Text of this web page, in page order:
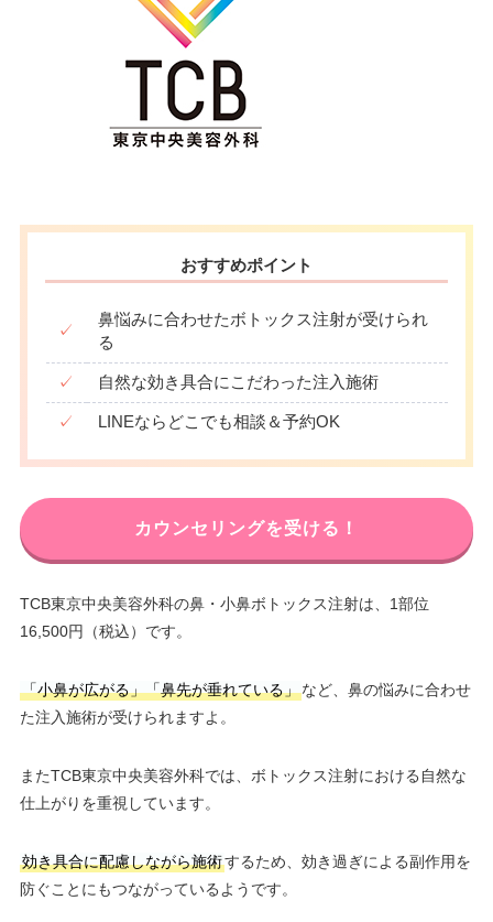
おすすめポイント
✓
鼻悩みに合わせたボトックス注射が受けられ
る
✓ 自然な効き具合にこだわった注入施術
✓ LINEならどこでも相談＆予約OK
カウンセリングを受ける！
TCB東京中央美容外科の鼻・小鼻ボトックス注射は、1部位
16,500円（税込）です。
「小鼻が広がる」「鼻先が垂れている」など、鼻の悩みに合わせ
た注入施術が受けられますよ。
またTCB東京中央美容外科では、ボトックス注射における自然な
仕上がりを重視しています。
効き具合に配慮しながら施術するため、効き過ぎによる副作用を
防ぐことにもつながっているようです。